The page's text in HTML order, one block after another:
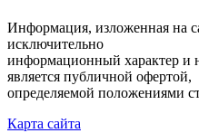
Информация, изложенная на
исключительно
информационный характер и
является публичной офертой,
определяемой положениями
Карта сайта